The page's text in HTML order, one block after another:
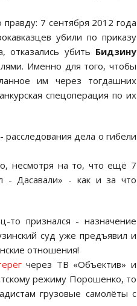
7 сентября 2012 года
убили по приказу
отказались убить Бидзину
Именно для того, чтобы
им через тогдашних
спецоперация по их
дела о гибели
несмотря на то, что ещё 7
- Дасавали» - как и за что
то признался - назначение
суд уже предъявил и
отношения!
через ТВ «Объектив» и
режиму Порошенко, то
грузовые самолёты с